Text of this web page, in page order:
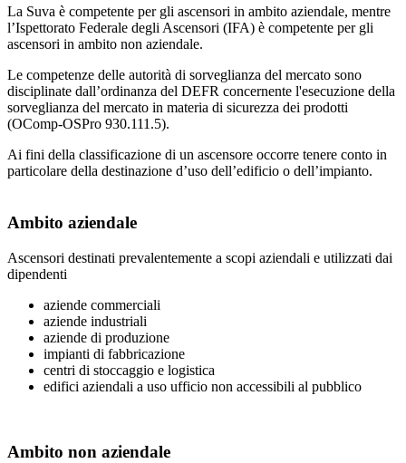
La Suva è competente per gli ascensori in ambito aziendale, mentre
l’Ispettorato Federale degli Ascensori (IFA) è competente per gli
ascensori in ambito non aziendale.
Le competenze delle autorità di sorveglianza del mercato sono
disciplinate dall’ordinanza del DEFR concernente l'esecuzione della
sorveglianza del mercato in materia di sicurezza dei prodotti
(OComp-OSPro 930.111.5).
Ai fini della classificazione di un ascensore occorre tenere conto in
particolare della destinazione d’uso dell’edificio o dell’impianto.
Ambito aziendale
Ascensori destinati prevalentemente a scopi aziendali e utilizzati dai
dipendenti
aziende commerciali
aziende industriali
aziende di produzione
impianti di fabbricazione
centri di stoccaggio e logistica
edifici aziendali a uso ufficio non accessibili al pubblico
Ambito non aziendale